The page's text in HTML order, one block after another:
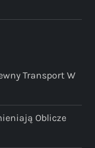
Transport W
Oblicze